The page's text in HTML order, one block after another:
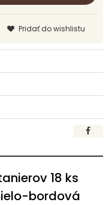
Pridať do wishlistu
18 ks
bordová